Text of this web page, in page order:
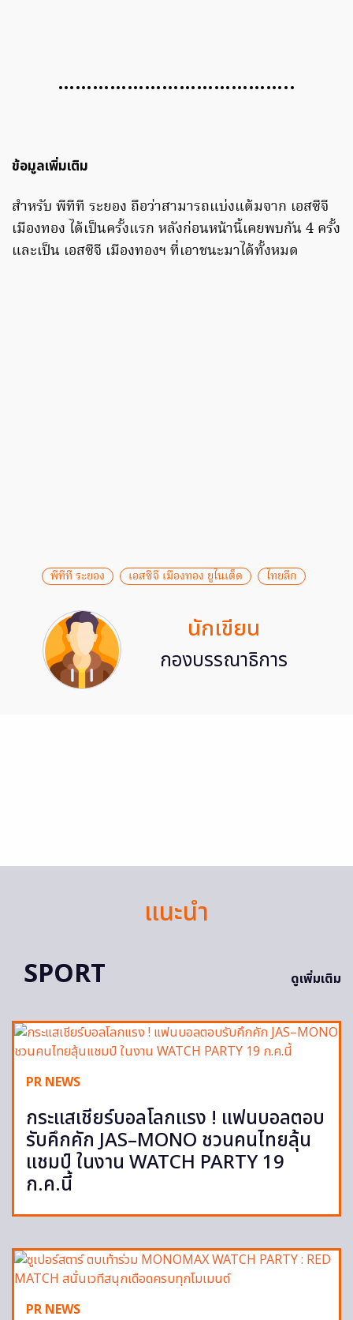
…………………………………..
ข้อมูลเพิ่มเติม
สำหรับ พีทีที ระยอง ถือว่าสามารถแบ่งแต้มจาก เอสซีจี
เมืองทอง ได้เป็นครั้งแรก หลังก่อนหน้านี้เคยพบกัน 4 ครั้ง
และเป็น เอสซีจี เมืองทองฯ ที่เอาชนะมาได้ทั้งหมด
พีทีที ระยอง เอสซีจี เมืองทอง ยูไนเต็ด ไทยลีก
นักเขียน
กองบรรณาธิการ
แนะนำ
SPORT
ดูเพิ่มเติม
PR NEWS
กระแสเชียร์บอลโลกแรง ! แฟนบอลตอบ
รับคึกคัก JAS–MONO ชวนคนไทยลุ้น
แชมป์ ในงาน WATCH PARTY 19
ก.ค.นี้
PR NEWS